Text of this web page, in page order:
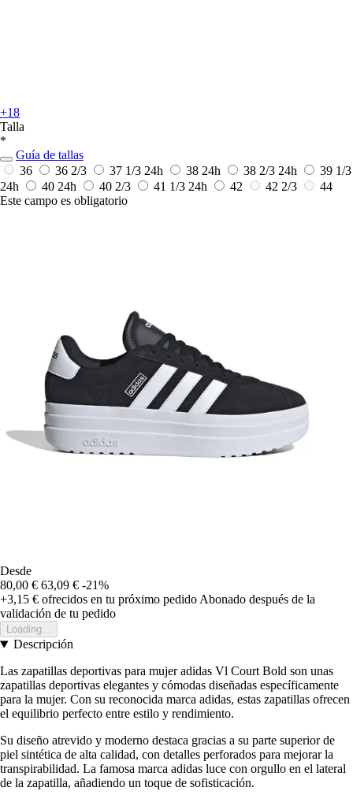
+18
Talla
*
Guía de tallas
36
36 2/3 37 1/3 24h 38 24h 38 2/3 24h
39 1/3
24h
40 24h 40 2/3 41 1/3 24h 42 42 2/3
44
Este campo es obligatorio
Desde
80,00 € 63,09 € -21%
+3,15 € ofrecidos en tu próximo pedido Abonado después de la
validación de tu pedido
Loading...
Descripción
Las zapatillas deportivas para mujer adidas Vl Court Bold son unas
zapatillas deportivas elegantes y cómodas diseñadas específicamente
para la mujer. Con su reconocida marca adidas, estas zapatillas ofrecen
el equilibrio perfecto entre estilo y rendimiento.
Su diseño atrevido y moderno destaca gracias a su parte superior de
piel sintética de alta calidad, con detalles perforados para mejorar la
transpirabilidad. La famosa marca adidas luce con orgullo en el lateral
de la zapatilla, añadiendo un toque de sofisticación.